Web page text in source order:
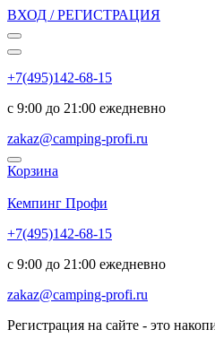
ВХОД / РЕГИСТРАЦИЯ
+7(495)142-68-15
с 9:00 до 21:00 ежедневно
zakaz@camping-profi.ru
Корзина
Кемпинг Профи
+7(495)142-68-15
с 9:00 до 21:00 ежедневно
zakaz@camping-profi.ru
Регистрация на сайте - это